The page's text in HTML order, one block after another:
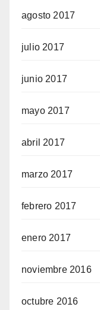
agosto 2017
julio 2017
junio 2017
mayo 2017
abril 2017
marzo 2017
febrero 2017
enero 2017
noviembre 2016
octubre 2016